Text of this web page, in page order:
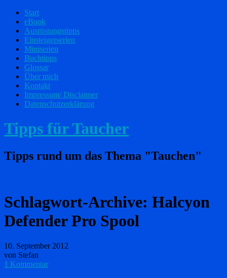
Start
eBook
Ausrüstungstipps
Einsteigerserien
Miniserien
Buchtipps
Glossar
Über mich
Kontakt
Impressum/ Disclaimer
Datenschutzerklärung
Tipps für Taucher
Tipps rund um das Thema "Tauchen"
Schlagwort-Archive: Halcyon
Defender Pro Spool
10. September 2012
von Stefan
1 Kommentar